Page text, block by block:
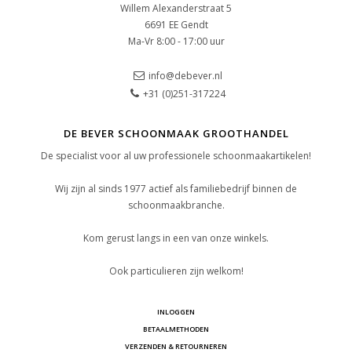
Willem Alexanderstraat 5
6691 EE Gendt
Ma-Vr 8:00 - 17:00 uur
info@debever.nl
+31 (0)251-317224
DE BEVER SCHOONMAAK GROOTHANDEL
De specialist voor al uw professionele schoonmaakartikelen!
Wij zijn al sinds 1977 actief als familiebedrijf binnen de
schoonmaakbranche.
Kom gerust langs in een van onze winkels.
Ook particulieren zijn welkom!
INLOGGEN
BETAALMETHODEN
VERZENDEN & RETOURNEREN